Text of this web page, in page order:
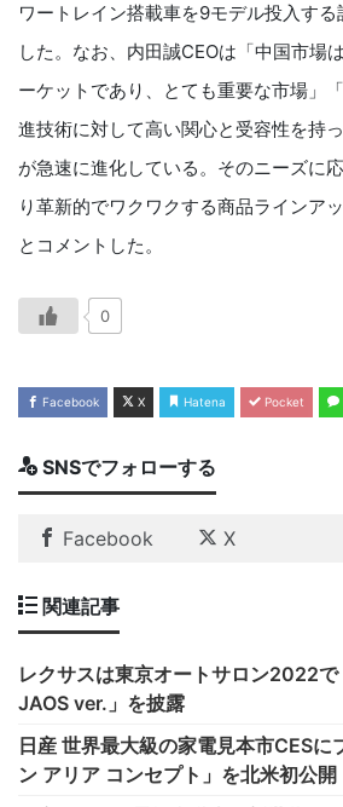
ワートレイン搭載車を9モデル投入す
した。なお、内田誠CEOは「中国市場
ーケットであり、とても重要な市場」
進技術に対して高い関心と受容性を持
が急速に進化している。そのニーズに
り革新的でワクワクする商品ラインア
とコメントした。
0
Facebook X Hatena Pocket
SNSでフォローする
Facebook X
関連記事
レクサスは東京オートサロン2022
JAOS ver.」を披露
日産 世界最大級の家電見本市CESに
ン アリア コンセプト」を北米初公開